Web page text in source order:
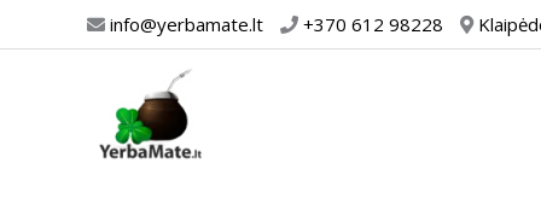
prie
info@yerbamate.lt +370 612 98228